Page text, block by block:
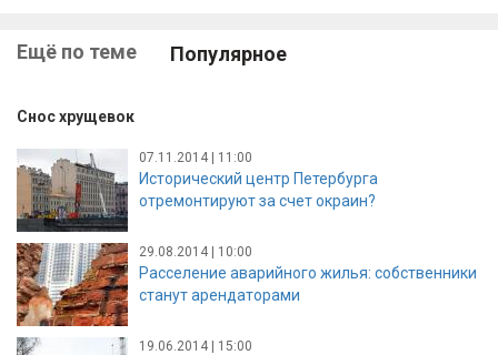
Ещё по теме Популярное
Снос хрущевок
07.11.2014 | 11:00
Исторический центр Петербурга
отремонтируют за счет окраин?
29.08.2014 | 10:00
Расселение аварийного жилья: собственники
станут арендаторами
19.06.2014 | 15:00